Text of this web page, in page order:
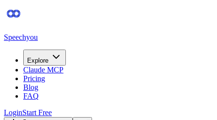
Speechyou
Explore
Claude MCP
Pricing
Blog
FAQ
LoginStart Free